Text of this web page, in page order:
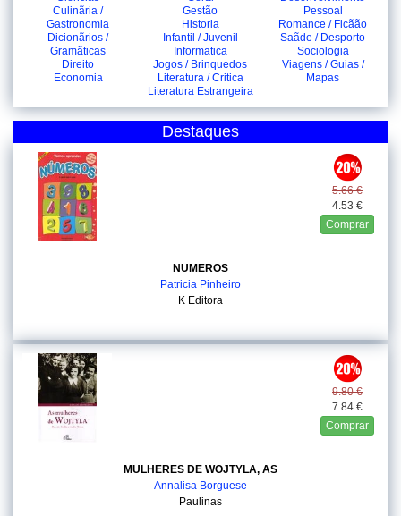
Culinãria /
Gastronomia
Dicionãrios /
Gramãticas
Direito
Economia
Gestão
Historia
Infantil / Juvenil
Informatica
Jogos / Brinquedos
Literatura / Critica
Literatura Estrangeira
Pessoal
Romance / Ficãão
Saãde / Desporto
Sociologia
Viagens / Guias /
Mapas
Destaques
5.66 €
4.53 €
Comprar
NUMEROS
Patricia Pinheiro
K Editora
9.80 €
7.84 €
Comprar
MULHERES DE WOJTYLA, AS
Annalisa Borguese
Paulinas